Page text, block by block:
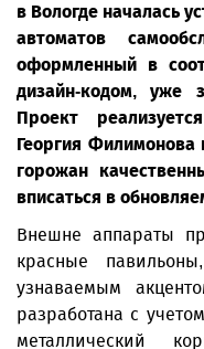
в Вологде началась
автоматов
оформленный в
дизайн-кодом, уже
Проект
Георгия Филимонова
горожан
вписаться в
Внешне аппараты
красные
узнаваемым
разработана с
металлический